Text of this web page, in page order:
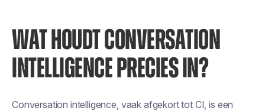
WAT HOUDT CONVERSATION
INTELLIGENCE PRECIES IN?
Conversation intelligence, vaak afgekort tot CI, is een